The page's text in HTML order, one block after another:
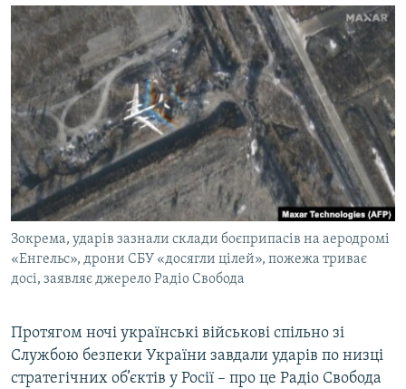
СВІТ
КИТАЙ.ВИКЛИКИ
МУЛЬТИМЕДІА
ФОТО
СПЕЦПРОЄКТИ
ПОДКАСТИ
КРИМ РЕАЛІЇ
РУС
УКР
КТАТ
ДОЛУЧАЙСЯ!
Зокрема, ударів зазнали склади боєприпасів на аеродромі
«Енгельс», дрони СБУ «досягли цілей», пожежа триває
досі, заявляє джерело Радіо Свобода
Протягом ночі українські військові спільно зі
Службою безпеки України завдали ударів по низці
стратегічних об’єктів у Росії – про це Радіо Свобода